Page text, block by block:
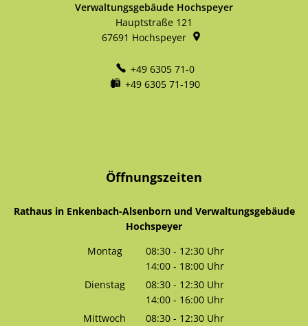
Verwaltungsgebäude Hochspeyer
Hauptstraße 121
67691 Hochspeyer
+49 6305 71-0
+49 6305 71-190
Öffnungszeiten
Rathaus in Enkenbach-Alsenborn und Verwaltungsgebäude
Hochspeyer
Montag
08:30 - 12:30 Uhr
Von 08:30 bis 12:30 Uhr
14:00 - 18:00 Uhr
Von 14:00 bis 18:00 Uhr
Dienstag 08:30 - 12:30 Uhr
Von 08:30 bis 12:30 Uhr
14:00 - 16:00 Uhr
Von 14:00 bis 16:00 Uhr
Mittwoch 08:30 - 12:30 Uhr